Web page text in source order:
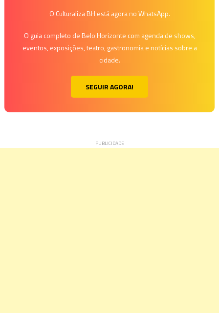
O Culturaliza BH está agora no WhatsApp.
O guia completo de Belo Horizonte com agenda de shows,
eventos, exposições, teatro, gastronomia e notícias sobre a
cidade.
SEGUIR AGORA!